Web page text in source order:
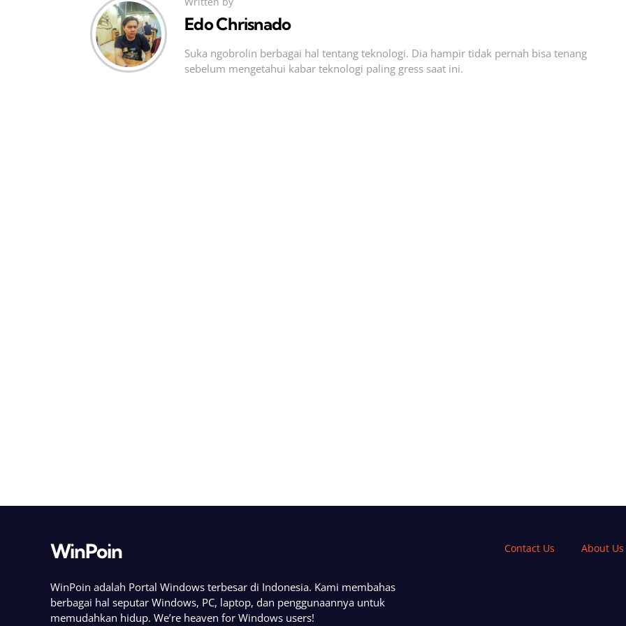
Edo Chrisnado
Suka ngobrolin berbagai hal tentang teknologi. Dia hampir tidak pernah bisa tenang
sebelum mengetahui kabar teknologi paling gress saat ini.
WinPoin
WinPoin adalah Portal Windows terbesar di Indonesia. Kami membahas
berbagai hal seputar Windows, PC, laptop, dan penggunaannya untuk
memudahkan hidup. We’re heaven for Windows users!
Contact Us About Us